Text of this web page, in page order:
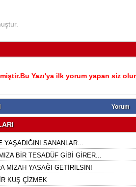
Yazı'ya ilk yorum yapan siz
Yorum
YAŞADIĞINI SANANLAR...
BİR TESADÜF GİBİ GİRER...
MİZAH YASAĞI GETİRİLSİN!
KUŞ ÇİZMEK